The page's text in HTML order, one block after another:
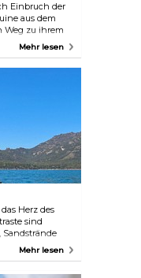
Einbruch der
aus dem
Weg zu ihrem
machen.
und
variieren
je
Von September
Zahl
Tour können
sehr nahe zu
Mehr lesen
Herz des
sind
Sandstrände
Mehr lesen